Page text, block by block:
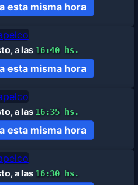
esta misma hora
a las 16:40 hs.
esta misma hora
a las 16:35 hs.
esta misma hora
a las 16:30 hs.